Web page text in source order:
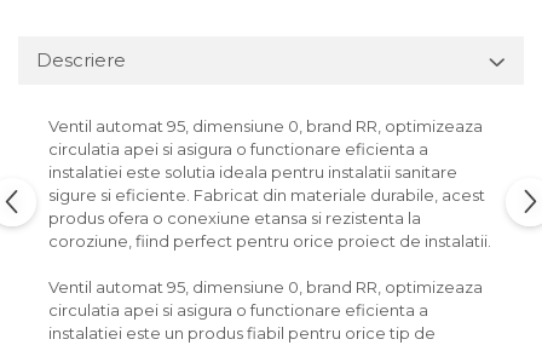
Descriere
Ventil automat 95, dimensiune 0, brand RR, optimizeaza
circulatia apei si asigura o functionare eficienta a
instalatiei este solutia ideala pentru instalatii sanitare
sigure si eficiente. Fabricat din materiale durabile, acest
produs ofera o conexiune etansa si rezistenta la
coroziune, fiind perfect pentru orice proiect de instalatii.
Ventil automat 95, dimensiune 0, brand RR, optimizeaza
circulatia apei si asigura o functionare eficienta a
instalatiei este un produs fiabil pentru orice tip de